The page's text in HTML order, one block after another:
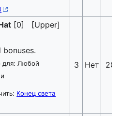
[0] [Upper]
bonuses.
для: Любой
Конец света
3 Нет 20